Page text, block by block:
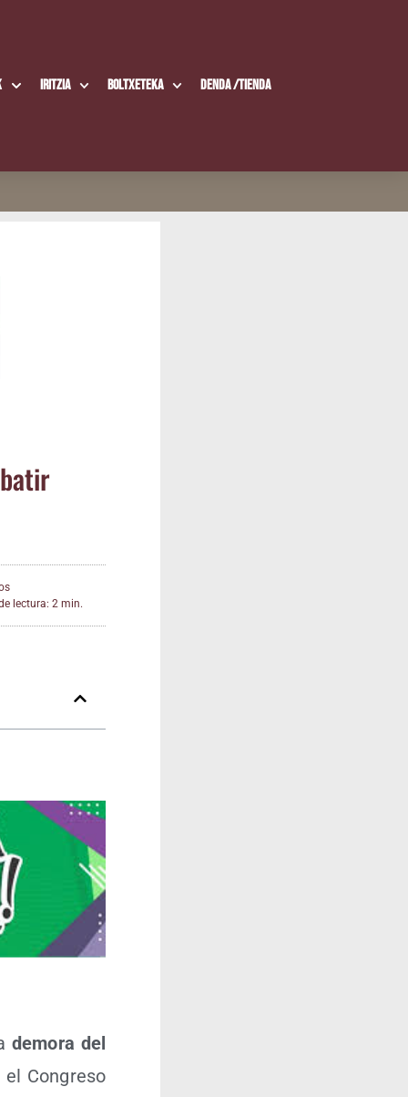
Iritzia Boltxe­te­ka Den­da /​Tien­da
lectura: 2 min.
demo­ra del
Con­gre­so